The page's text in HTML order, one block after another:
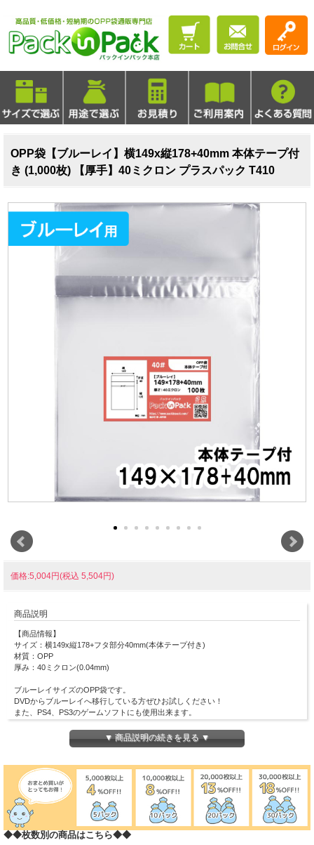
OPP袋【ブルーレイ】横149x縦178+40mm 本体テープ付
き (1,000枚) 【厚手】40ミクロン プラスパック T410
価格:5,004円(税込 5,504円)
商品説明
【商品情報】
サイズ：横149x縦178+フタ部分40mm(本体テープ付き)
材質：OPP
厚み：40ミクロン(0.04mm)
ブルーレイサイズのOPP袋です。
DVDからブルーレイへ移行している方ぜひお試しください！
また、PS4、PS3のゲームソフトにも使用出来ます。
ネットオークションやフリマサイトの発送時の梱包資材としても活用できます。
ワンタッチで封のできるテープ付き。本体部分にテープがついています。
かめください)
▼ 商品説明の続きを見る ▼
◆◆枚数別の商品はこちら◆◆